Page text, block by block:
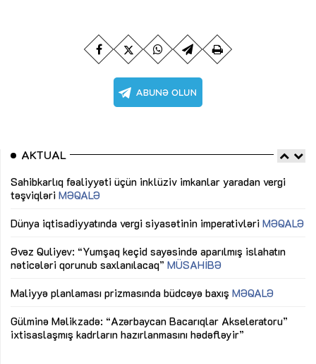
AKTUAL
Sahibkarlıq fəaliyyəti üçün inklüziv imkanlar yaradan vergi
təşviqləri MƏQALƏ
Dünya iqtisadiyyatında vergi siyasətinin imperativləri MƏQALƏ
Əvəz Quliyev: “Yumşaq keçid sayəsində aparılmış islahatın
nəticələri qorunub saxlanılacaq” MÜSAHİBƏ
Maliyyə planlaması prizmasında büdcəyə baxış MƏQALƏ
Gülminə Məlikzadə: “Azərbaycan Bacarıqlar Akseleratoru”
ixtisaslaşmış kadrların hazırlanmasını hədəfləyir”